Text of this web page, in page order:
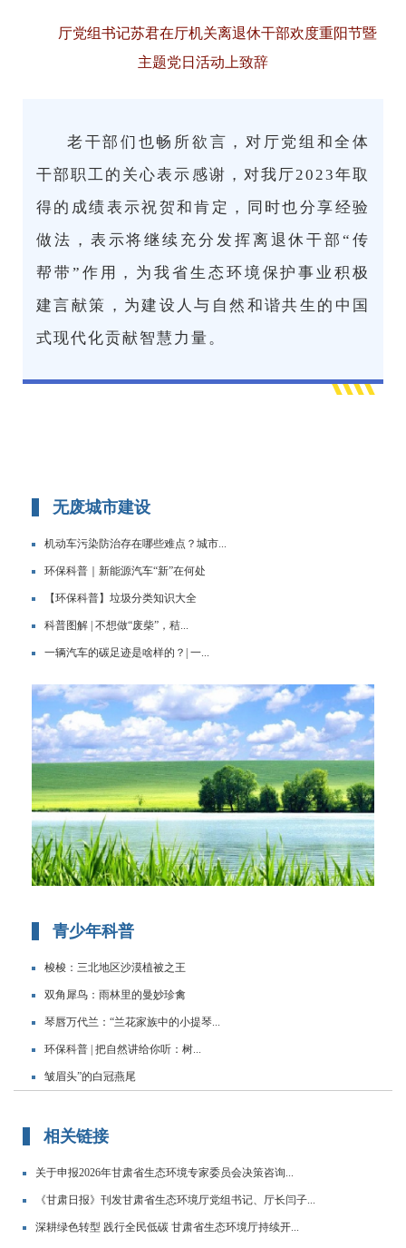
厅党组书记苏君在厅机关离退休干部欢度重阳节暨
主题党日活动上致辞
老干部们也畅所欲言，对厅党组和全体
干部职工的关心表示感谢，对我厅2023年取
得的成绩表示祝贺和肯定，同时也分享经验
做法，表示将继续充分发挥离退休干部“传
帮带”作用，为我省生态环境保护事业积极
建言献策，为建设人与自然和谐共生的中国
式现代化贡献智慧力量。
无废城市建设
机动车污染防治存在哪些难点？城市...
环保科普｜新能源汽车“新”在何处
【环保科普】垃圾分类知识大全
科普图解 | 不想做“废柴”，秸...
一辆汽车的碳足迹是啥样的？| 一...
青少年科普
梭梭：三北地区沙漠植被之王
双角犀鸟：雨林里的曼妙珍禽
琴唇万代兰：“兰花家族中的小提琴...
环保科普 | 把自然讲给你听：树...
皱眉头”的白冠燕尾
相关链接
关于申报2026年甘肃省生态环境专家委员会决策咨询...
《甘肃日报》刊发甘肃省生态环境厅党组书记、厅长闫子...
深耕绿色转型 践行全民低碳 甘肃省生态环境厅持续开...